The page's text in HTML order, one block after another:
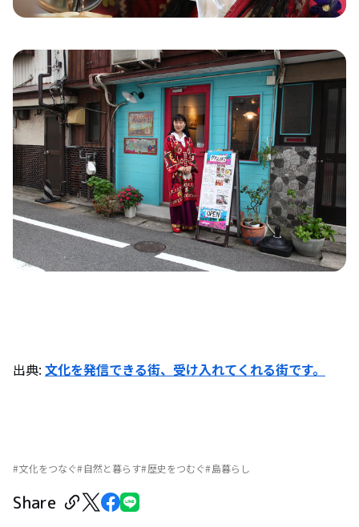
出典: 文化を発信できる街、受け入れてくれる街です。
文化をつなぐ 自然と暮らす 歴史をつむぐ 島暮らし
Share